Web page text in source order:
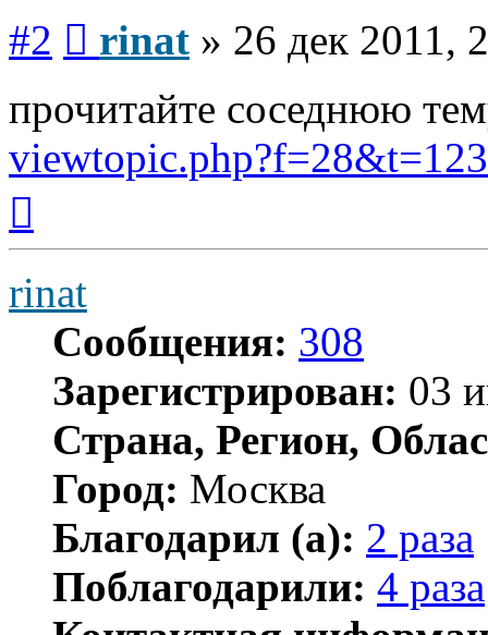
#2 rinat » 26 дек 2011,
прочитайте соседнюю
началу
rinat
Сообщения: 308
Зарегистрирован: 03
Страна, Регион,
Город: Москва
Благодарил (а): 2 раза
Поблагодарили: 4 раза